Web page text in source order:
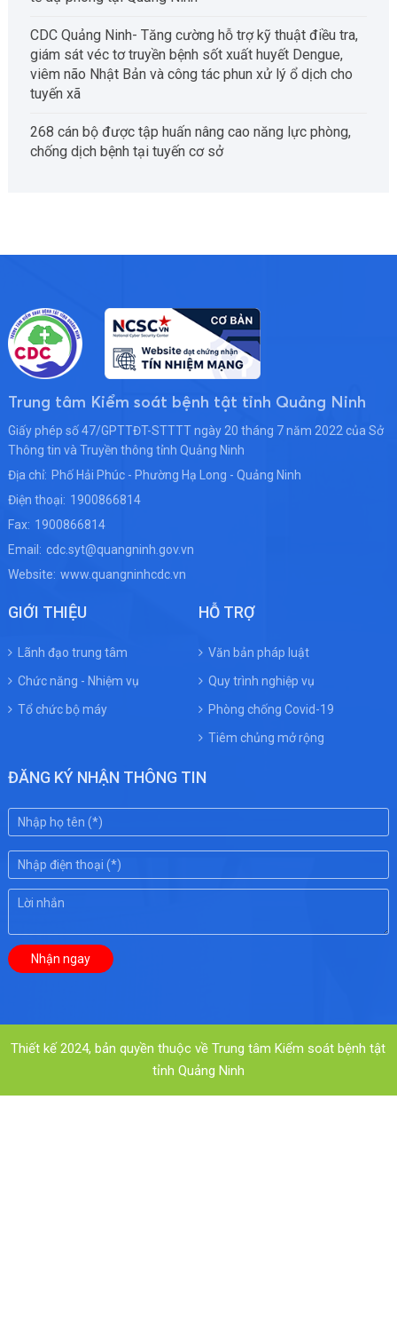
CDC Quảng Ninh- Tăng cường hỗ trợ kỹ thuật điều tra,
giám sát véc tơ truyền bệnh sốt xuất huyết Dengue,
viêm não Nhật Bản và công tác phun xử lý ổ dịch cho
tuyến xã
268 cán bộ được tập huấn nâng cao năng lực phòng,
chống dịch bệnh tại tuyến cơ sở
Trung tâm Kiểm soát bệnh tật tỉnh Quảng Ninh
Giấy phép số 47/GPTTĐT-STTTT ngày 20 tháng 7 năm 2022 của Sở
Thông tin và Truyền thông tỉnh Quảng Ninh
Địa chỉ: Phố Hải Phúc - Phường Hạ Long - Quảng Ninh
Điện thoại: 1900866814
Fax: 1900866814
Email: cdc.syt@quangninh.gov.vn
Website: www.quangninhcdc.vn
GIỚI THIỆU
Lãnh đạo trung tâm
Chức năng - Nhiệm vụ
Tổ chức bộ máy
HỖ TRỢ
Văn bản pháp luật
Quy trình nghiệp vụ
Phòng chống Covid-19
Tiêm chủng mở rộng
ĐĂNG KÝ NHẬN THÔNG TIN
Thiết kế 2024, bản quyền thuộc về Trung tâm Kiểm soát bệnh tật
tỉnh Quảng Ninh